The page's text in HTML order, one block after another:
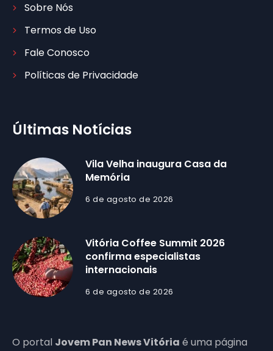
Sobre Nós
Termos de Uso
Fale Conosco
Políticas de Privacidade
Últimas Notícias
Vila Velha inaugura Casa da
Memória
6 de agosto de 2026
Vitória Coffee Summit 2026
confirma especialistas
internacionais
6 de agosto de 2026
O portal Jovem Pan News Vitória é uma página